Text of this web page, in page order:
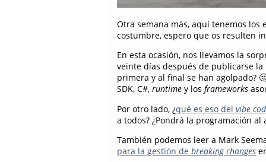
Otra semana más, aquí tenemos
costumbre, espero que os resulten
En esta ocasión, nos llevamos la
veinte días después de publicarse la
primera y al final se han agolpado?
SDK, C#, runtime y los frameworks
Por otro lado, ¿qué es eso del vibe
a todos? ¿Pondrá la programación
También podemos leer a Mark
para la gestión de breaking changes